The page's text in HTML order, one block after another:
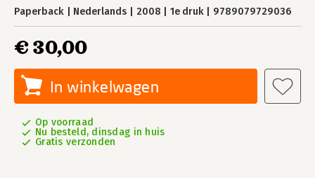
Paperback Nederlands 2008 1e druk 9789079729036
€ 30,00
In winkelwagen
Op voorraad
Nu besteld, dinsdag in huis
Gratis verzonden